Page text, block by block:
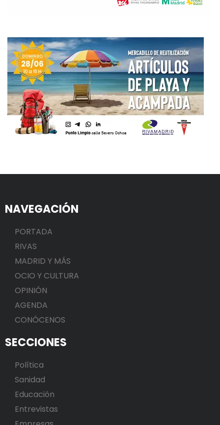
NAVEGACIÓN
PORTADA
RIVAS
MADRID Y MÁS
OCIO Y CULTURA
OPINIÓN
AGENDA
CONÓCENOS
SECCIONES
Política
Sanidad
Educación
Entrevistas